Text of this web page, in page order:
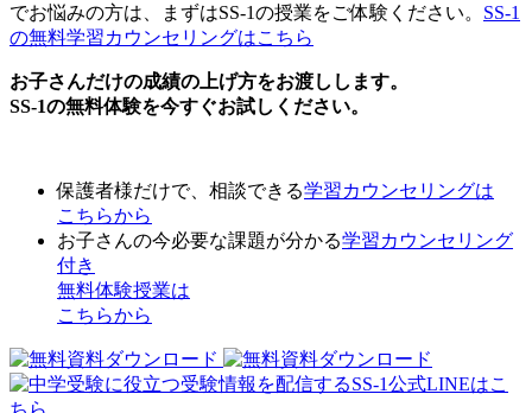
でお悩みの方は、まずはSS-1の授業をご体験ください。 SS-1
の無料学習カウンセリングはこちら
お子さんだけの成績の上げ方をお渡しします。
SS-1の無料体験を今すぐお試しください。
保護者様だけで、相談できる学習カウンセリングは
こちらから
お子さんの今必要な課題が分かる学習カウンセリング
付き
無料体験授業は
こちらから